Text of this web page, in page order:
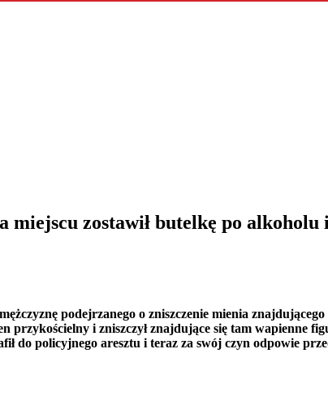
miejscu zostawił butelkę po alkoholu
podejrzanego o zniszczenie mienia
przykościelny i zniszczył znajdujące się tam wapienne
do policyjnego aresztu i teraz za swój czyn odpowie